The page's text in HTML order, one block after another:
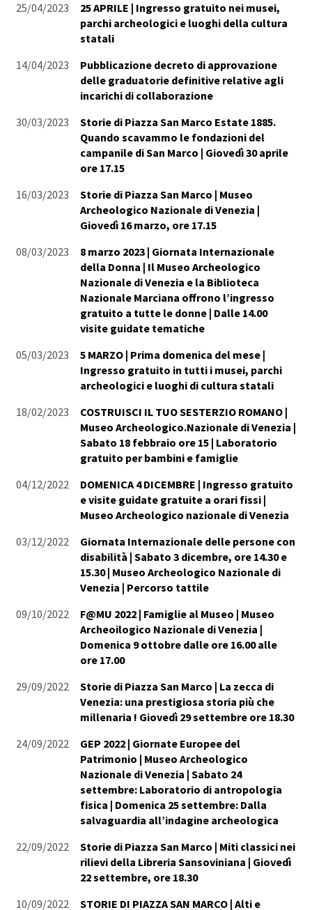
25/04/2023
25 APRILE | Ingresso gratuito nei musei,
parchi archeologici e luoghi della cultura
statali
14/04/2023
Pubblicazione decreto di approvazione
delle graduatorie definitive relative agli
incarichi di collaborazione
30/03/2023
Storie di Piazza San Marco Estate 1885.
Quando scavammo le fondazioni del
campanile di San Marco | Giovedì 30 aprile
ore 17.15
16/03/2023
Storie di Piazza San Marco | Museo
Archeologico Nazionale di Venezia |
Giovedì 16 marzo, ore 17.15
08/03/2023
8 marzo 2023 | Giornata Internazionale
della Donna | Il Museo Archeologico
Nazionale di Venezia e la Biblioteca
Nazionale Marciana offrono l’ingresso
gratuito a tutte le donne | Dalle 14.00
visite guidate tematiche
05/03/2023
5 MARZO | Prima domenica del mese |
Ingresso gratuito in tutti i musei, parchi
archeologici e luoghi di cultura statali
18/02/2023
COSTRUISCI IL TUO SESTERZIO ROMANO |
Museo Archeologico.Nazionale di Venezia |
Sabato 18 febbraio ore 15 | Laboratorio
gratuito per bambini e famiglie
04/12/2022
DOMENICA 4 DICEMBRE | Ingresso gratuito
e visite guidate gratuite a orari fissi |
Museo Archeologico nazionale di Venezia
03/12/2022
Giornata Internazionale delle persone con
disabilità | Sabato 3 dicembre, ore 14.30 e
15.30 | Museo Archeologico Nazionale di
Venezia | Percorso tattile
09/10/2022
F@MU 2022 | Famiglie al Museo | Museo
Archeoilogico Nazionale di Venezia |
Domenica 9 ottobre dalle ore 16.00 alle
ore 17.00
29/09/2022
Storie di Piazza San Marco | La zecca di
Venezia: una prestigiosa storia più che
millenaria ! Giovedì 29 settembre ore 18.30
24/09/2022
GEP 2022 | Giornate Europee del
Patrimonio | Museo Archeologico
Nazionale di Venezia | Sabato 24
settembre: Laboratorio di antropologia
fisica | Domenica 25 settembre: Dalla
salvaguardia all’indagine archeologica
22/09/2022
Storie di Piazza San Marco | Miti classici nei
rilievi della Libreria Sansoviniana | Giovedì
22 settembre, ore 18.30
10/09/2022
STORIE DI PIAZZA SAN MARCO | Alti e